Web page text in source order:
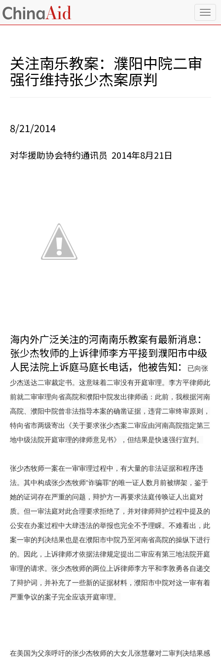
T
o
关注南乐教案：濮阳中院二审
强行维持张少杰案原判
8/21/2014
对华援助协会特约通讯员 2014年8月21日
海内外广泛关注的河南南乐教案有最新消息：
张少杰牧师的上诉律师李方平接到濮阳市中级
人民法院上诉庭马庭长电话，他被告知：
已向张
少杰送达二审裁定书。这意味着二审没有开庭审理。李方平律师此
前就二审审理向省高院和濮阳中院发出律师函： 此前，我根据河南
高院、濮阳中院曾非法指导本案的确凿证据，违背二审终审原则，
特向省市两级寄出《关于要求张少杰案二审应由河南高院指定第三
地中级法院开庭审理的律师意见书》，但结果是快速强行宣判。
张少杰牧师一案在一审审理过程中，有大量的非法证据和程序违
法。其中构成张少杰牧师“诈骗罪”的唯一证人数月前被绑架，鉴于
她的证词存在严重的问题，辩护方一再要求法庭传唤证人出庭对
质。但一审法庭对此合理要求拒绝了，并对律师辩护过程中提及的
公安在办案过程中大肆违法的举报也完全不予理睬。不难看出，此
案一审的判决结果也是在濮阳市中院乃至河南省高院的操纵下进行
的。因此，上诉律师才依据法律规定提出二审应有第三地法院开庭
审理的请求。张少杰牧师的两位上诉律师李方平和李敦勇各自递交
了辩护词，并补充了一些新的证据材料，濮阳市中院对这一审有着
严重争议的案子完全应该开庭审理。
在美国为父亲呼吁的张少杰牧师的大女儿张慧馨对二审判决结果感